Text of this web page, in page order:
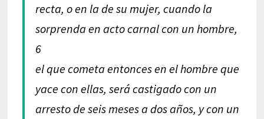
recta, o en la de su mujer, cuando la
sorprenda en acto carnal con un hombre,
6
el que cometa entonces en el hombre que
yace con ellas, será castigado con un
arresto de seis meses a dos años, y con un